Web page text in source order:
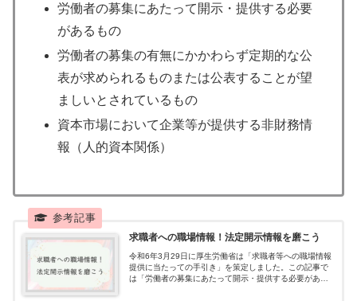
労働者の募集にあたって開示・提供する必要
があるもの
労働者の募集の有無にかかわらず定期的な公
表が求められるものまたは公表することが望
ましいとされているもの
資本市場において企業等が提供する非財務情
報（人的資本関係）
求職者への職場情報！法定開示情報を磨こう
令和6年3月29日に厚生労働省は「求職者等への職場情報
提供に当たっての手引き」を策定しました。この記事で
は「労働者の募集にあたって開示・提供する必要がある